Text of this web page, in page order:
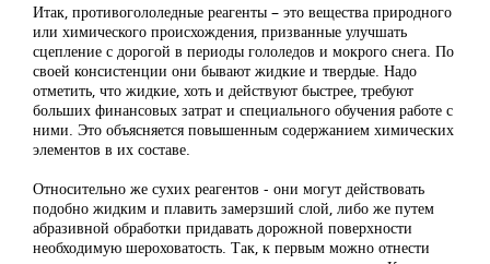
Итак, противогололедные реагенты – это вещества природного
или химического происхождения, призванные улучшать
сцепление с дорогой в периоды гололедов и мокрого снега. По
своей консистенции они бывают жидкие и твердые. Надо
отметить, что жидкие, хоть и действуют быстрее, требуют
больших финансовых затрат и специального обучения работе с
ними. Это объясняется повышенным содержанием химических
элементов в их составе.
Относительно же сухих реагентов - они могут действовать
подобно жидким и плавить замерзший слой, либо же путем
абразивной обработки придавать дорожной поверхности
необходимую шероховатость. Так, к первым можно отнести